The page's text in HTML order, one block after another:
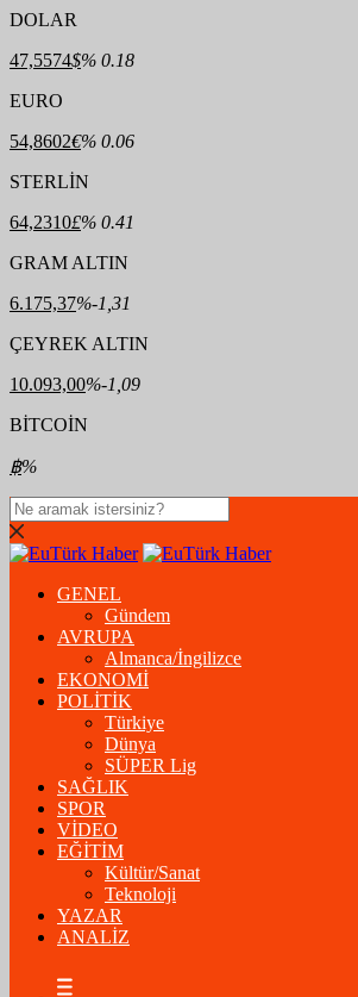
DOLAR
47,5574$% 0.18
EURO
54,8602€% 0.06
STERLİN
64,2310£% 0.41
GRAM ALTIN
6.175,37%-1,31
ÇEYREK ALTIN
10.093,00%-1,09
BİTCOİN
฿%
GENEL
Gündem
AVRUPA
Almanca/İngilizce
EKONOMİ
POLİTİK
Türkiye
Dünya
SÜPER Lig
SAĞLIK
SPOR
VİDEO
EĞİTİM
Kültür/Sanat
Teknoloji
YAZAR
ANALİZ